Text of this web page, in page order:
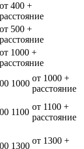
от 400 +
расстояние
от 500 +
расстояние
от 1000 +
расстояние
1000
от 1000 +
расстояние
1100
от 1100 +
расстояние
1300
от 1300 +